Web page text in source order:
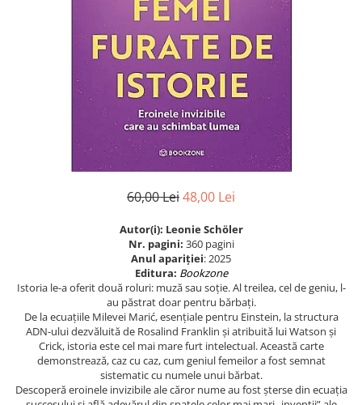
Istorie/Critica
Jurnale/Memorii
Manuale scolare/Cursuri
Proză
Psihologie
Sociologie
Spiritualitate/Ezoterism
Sport
60,00 Lei48,00 Lei
Autor(i): Leonie Schöler
Nr. pagini: 360 pagini
Anul apariţiei: 2025
Editura: Bookzone
Istoria le-a oferit două roluri: muză sau soție. Al treilea, cel de geniu, l-
au păstrat doar pentru bărbați.
De la ecuațiile Milevei Marić, esențiale pentru Einstein, la structura
ADN-ului dezvăluită de Rosalind Franklin și atribuită lui Watson și
Crick, istoria este cel mai mare furt intelectual. Această carte
demonstrează, caz cu caz, cum geniul femeilor a fost semnat
sistematic cu numele unui bărbat.
Descoperă eroinele invizibile ale căror nume au fost șterse din ecuația